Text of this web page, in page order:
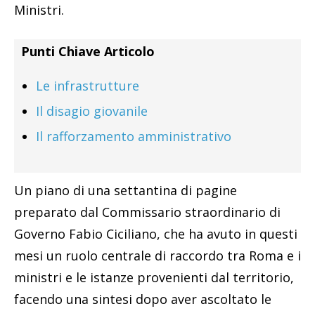
Ministri.
Punti Chiave Articolo
Le infrastrutture
Il disagio giovanile
Il rafforzamento amministrativo
Un piano di una settantina di pagine
preparato dal Commissario straordinario di
Governo Fabio Ciciliano, che ha avuto in questi
mesi un ruolo centrale di raccordo tra Roma e i
ministri e le istanze provenienti dal territorio,
facendo una sintesi dopo aver ascoltato le